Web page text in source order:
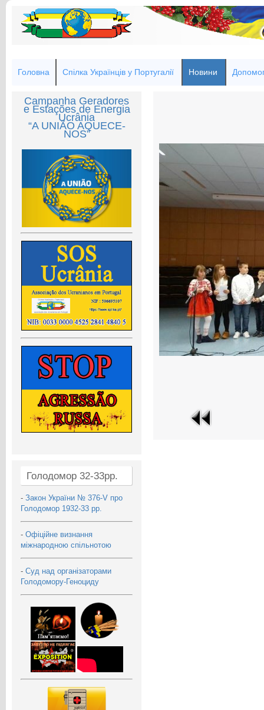
Головна Спілка Українців у Португалії Новини
Campanha Geradores
e Estações de Energia
Ucrânia
“A UNIÃO AQUECE-
NOS”
Голодомор 32-33рр.
- Закон України № 376-V про
Голодомор 1932-33 рр.
- Офіційне визнання
міжнародною спільнотою
- Суд над організаторами
Голодомору-Геноциду